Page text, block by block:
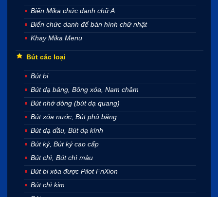
Biển Mika chức danh chữ A
Biển chức danh để bàn hình chữ nhật
Khay Mika Menu
Bút các loại
Bút bi
Bút dạ bảng, Bông xóa, Nam châm
Bút nhớ dòng (bút dạ quang)
Bút xóa nước, Bút phủ băng
Bút dạ dầu, Bút dạ kính
Bút ký, Bút ký cao cấp
Bút chì, Bút chì màu
Bút bi xóa được Pilot FriXion
Bút chì kim